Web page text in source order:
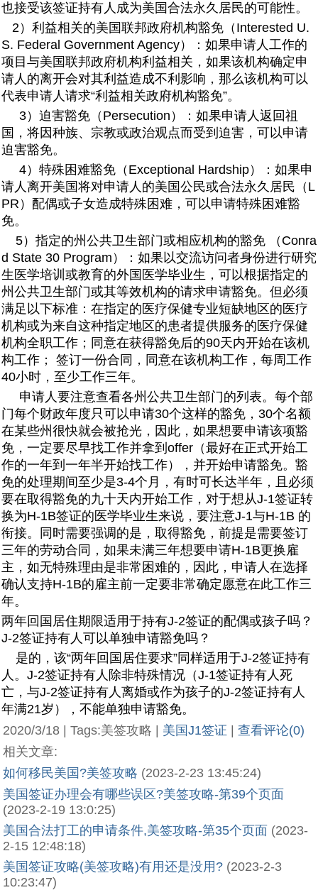
也接受该签证持有人成为美国合法永久居民的可能性。
2）利益相关的美国联邦政府机构豁免（Interested U.
S. Federal Government Agency）：如果申请人工作的
项目与美国联邦政府机构利益相关，如果该机构确定申
请人的离开会对其利益造成不利影响，那么该机构可以
代表申请人请求“利益相关政府机构豁免”。
3）迫害豁免（Persecution）：如果申请人返回祖
国，将因种族、宗教或政治观点而受到迫害，可以申请
迫害豁免。
4）特殊困难豁免（Exceptional Hardship）：如果申
请人离开美国将对申请人的美国公民或合法永久居民（L
PR）配偶或子女造成特殊困难，可以申请特殊困难豁
免。
5）指定的州公共卫生部门或相应机构的豁免 （Conra
d State 30 Program）：如果以交流访问者身份进行研究
生医学培训或教育的外国医学毕业生，可以根据指定的
州公共卫生部门或其等效机构的请求申请豁免。但必须
满足以下标准：在指定的医疗保健专业短缺地区的医疗
机构或为来自这种指定地区的患者提供服务的医疗保健
机构全职工作；同意在获得豁免后的90天内开始在该机
构工作； 签订一份合同，同意在该机构工作，每周工作
40小时，至少工作三年。
申请人要注意查看各州公共卫生部门的列表。每个部
门每个财政年度只可以申请30个这样的豁免，30个名额
在某些州很快就会被抢光，因此，如果想要申请该项豁
免，一定要尽早找工作并拿到offer（最好在正式开始工
作的一年到一年半开始找工作），并开始申请豁免。豁
免的处理期间至少是3-4个月，有时可长达半年，且必须
要在取得豁免的九十天内开始工作，对于想从J-1签证转
换为H-1B签证的医学毕业生来说，要注意J-1与H-1B 的
衔接。同时需要强调的是，取得豁免，前提是需要签订
三年的劳动合同，如果未满三年想要申请H-1B更换雇
主，如无特殊理由是非常困难的，因此，申请人在选择
确认支持H-1B的雇主前一定要非常确定愿意在此工作三
年。
两年回国居住期限适用于持有J-2签证的配偶或孩子吗？
J-2签证持有人可以单独申请豁免吗？
是的，该“两年回国居住要求”同样适用于J-2签证持有
人。J-2签证持有人除非特殊情况（J-1签证持有人死
亡，与J-2签证持有人离婚或作为孩子的J-2签证持有人
年满21岁），不能单独申请豁免。
2020/3/18 | Tags:美签攻略 | 美国J1签证
查看评论(0)
相关文章:
如何移民美国?美签攻略 (2023-2-23 13:45:24)
美国签证办理会有哪些误区?美签攻略-第39个页面
(2023-2-19 13:0:25)
美国合法打工的申请条件,美签攻略-第35个页面 (2023-
2-15 12:48:18)
美国签证攻略(美签攻略)有用还是没用? (2023-2-3
10:23:47)